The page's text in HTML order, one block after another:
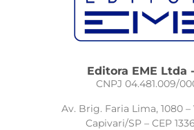
Editora EME Ltda
CNPJ 04.481.009/
Av. Brig. Faria Lima, 1080
Capivari/SP – CEP